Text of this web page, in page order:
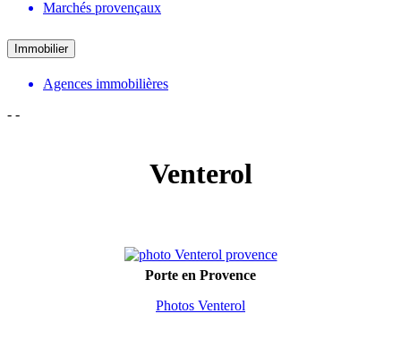
Marchés provençaux
Immobilier
Agences immobilières
- -
Venterol
Porte en Provence
Photos Venterol